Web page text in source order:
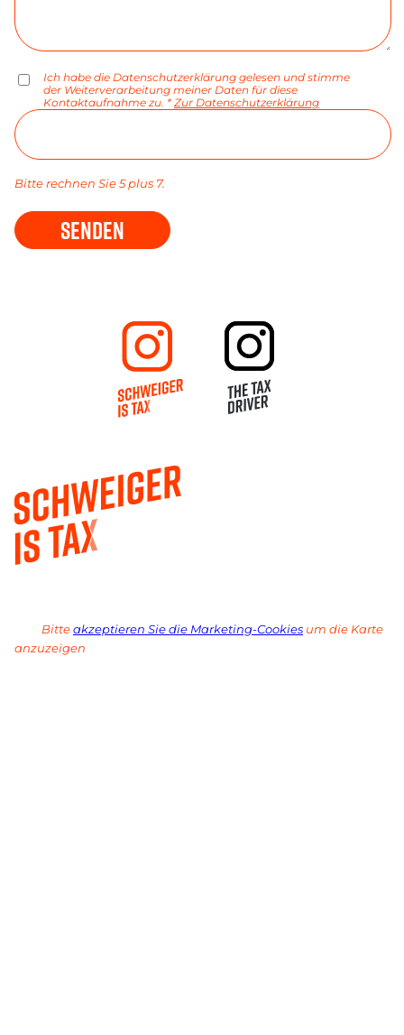
Ich habe die Datenschutzerklärung gelesen und stimme
der Weiterverarbeitung meiner Daten für diese
Kontaktaufnahme zu. *Zur Datenschutzerklärung
Bitte rechnen Sie 5 plus 7.
SENDEN
Bitteakzeptieren Sie die Marketing-Cookies um die Karte
anzuzeigen